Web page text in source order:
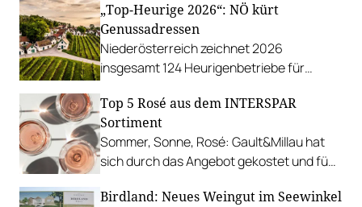
„Top-Heurige 2026“: NÖ kürt
Genussadressen
Niederösterreich zeichnet 2026
insgesamt 124 Heurigenbetriebe für
Top 5 Rosé aus dem INTERSPAR
Sortiment
Sommer, Sonne, Rosé: Gault&Millau hat
sich durch das Angebot gekostet und fünf
Birdland: Neues Weingut im Seewinkel